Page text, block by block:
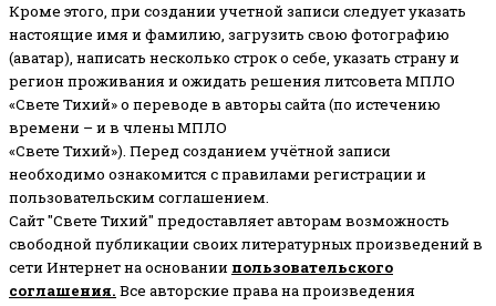
Кроме этого, при создании учетной записи следует указать
настоящие имя и фамилию, загрузить свою фотографию
(аватар), написать несколько строк о себе, указать страну и
регион проживания и ожидать решения литсовета МПЛО
«Свете Тихий» о переводе в авторы сайта (по истечению
времени – и в члены МПЛО
«Свете Тихий»). Перед созданием учётной записи
необходимо ознакомится с правилами регистрации и
пользовательским соглашением.
Сайт "Свете Тихий" предоставляет авторам возможность
свободной публикации своих литературных произведений в
сети Интернет на основании пользовательского
соглашения. Все авторские права на произведения